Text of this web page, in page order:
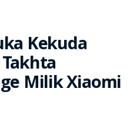
Kekuda
Milik Xiaomi